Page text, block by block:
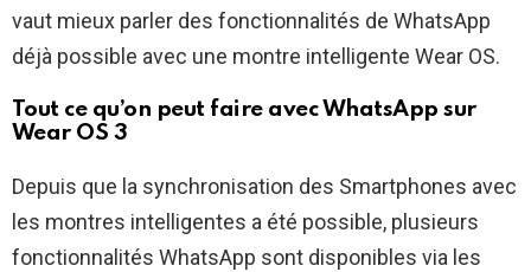
vaut mieux parler des fonctionnalités de WhatsApp
déjà possible avec une montre intelligente Wear OS.
Tout ce qu’on peut faire avec WhatsApp sur
Wear OS 3
Depuis que la synchronisation des Smartphones avec
les montres intelligentes a été possible, plusieurs
fonctionnalités WhatsApp sont disponibles via les